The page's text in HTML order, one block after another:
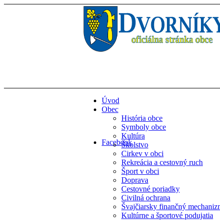
Facebook
Úvod
Obec
História obce
Symboly obce
Kultúra
Školstvo
Cirkev v obci
Rekreácia a cestovný ruch
Šport v obci
Doprava
Cestovné poriadky
Civilná ochrana
Švajčiarsky finančný
Kultúrne a športové podujatia